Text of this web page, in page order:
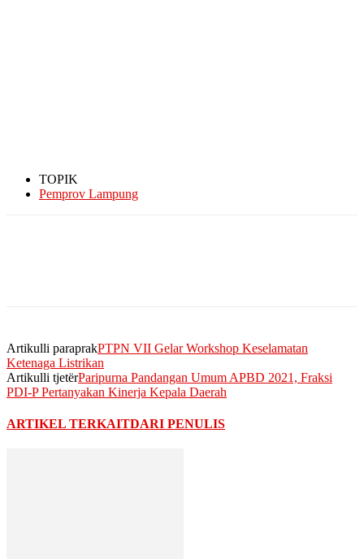
TOPIK
Pemprov Lampung
Artikulli paraprakPTPN VII Gelar Workshop Keselamatan
Ketenaga Listrikan
Artikulli tjetërParipurna Pandangan Umum APBD 2021, Fraksi
PDI-P Pertanyakan Kinerja Kepala Daerah
ARTIKEL TERKAITDARI PENULIS